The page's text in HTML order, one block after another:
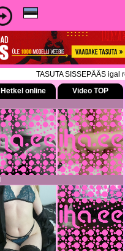
TASUTA SISSEPÄÄS igal
Hetkel online
Video TOP